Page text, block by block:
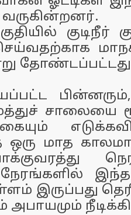
குடிநீர்
சாலையை
மாத
நேரங்களில்
இருப்பது
அபாயமும்